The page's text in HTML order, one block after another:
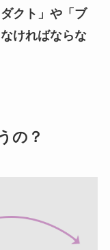
クト」や「ブ
ければならな
の？